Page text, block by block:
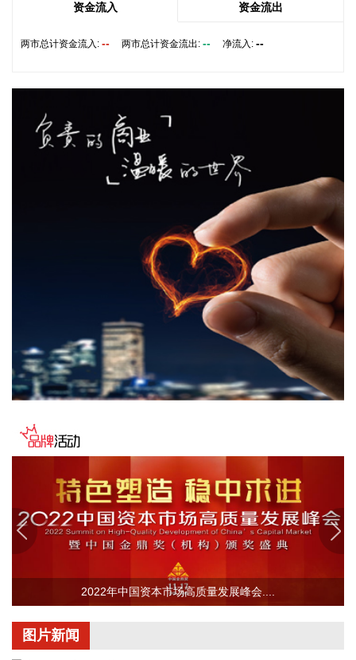
总部泛光工程项目。
公司（简称“金科股份”）与重庆通用人工智能研究院在重庆正
式签署全方位合作协议。双方将依托通用人工智能前沿技术，
落地不动产全场景智慧解决方案，合力打造重庆“人工智能+不
动产”产业标杆项目。
当地时间8日凌晨，由共和党控制的美国参议院以50票赞成、
49票反对的投票结果，确认托德·布兰奇担任司法部长。 当地
时间6月8日，美国白宫表示，总统特朗普向美国参议院提交托
德·布兰奇出任司法部长的提名。特朗普4月2日宣布，帕姆·邦
迪不再担任司法部长，由副部长布兰奇代理。
2026-08-08 16:58:19
据“浦东发布”微信公众号消息，上海市文化旅游局介绍，台
风“白海豚”逼近，上海迪士尼、乐高乐园等多家景点已临时闭
园或调整运营时间。
2026-08-08 16:58:16
据群众新闻，8月5日22时，陕西移动在商洛市镇安县受汛情影
响区域启动5G异网漫游工作，向其他运营商客户提供5G网络
漫游接入服务。该技术用于应急场景，当用户所属运营商网络
中断时，无需换卡换号即可接入其他运营商5G网络，享受免费
通话与上网服务，这是我省首次将该功能用于汛期通信保障实
战。 本次成功开通验证了5G异网漫游跨企业协同保障能力，
以及在真实汛情下的启停流程、业务配置和监控保障等全环节
操作性，有效增强了全省通信网络容灾韧性，为守护人民群众
2026-08-08 16:46:16
资金流入 资金流出
两市总计资金流入: -- 两市总计资金流出: -- 净流入: --
2022年中国资本市场高质量发展峰会....
图片新闻